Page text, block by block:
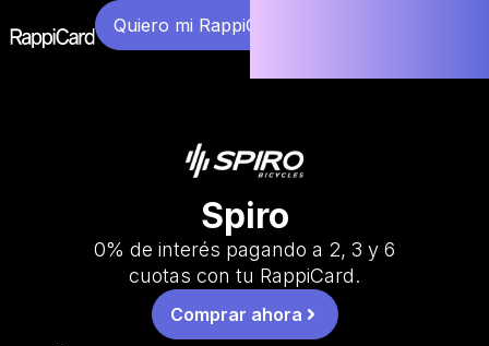
Quiero mi RappiCard
Spiro
0% de interés pagando a 2, 3 y 6
cuotas con tu RappiCard.
Comprar ahora